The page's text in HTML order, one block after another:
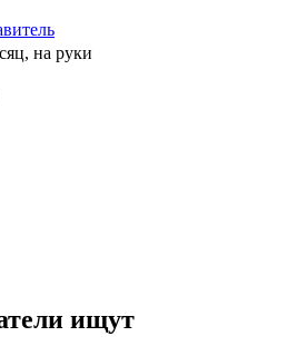
на руки
ищут